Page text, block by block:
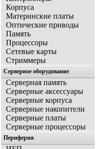
Корпуса
Материнские платы
Оптические приводы
Память
Процессоры
Сетевые карты
Стриммеры
Серверное оборудование
Серверная память
Серверные аксессуары
Серверные корпуса
Серверные накопители
Серверные платы
Серверные процессоры
Периферия